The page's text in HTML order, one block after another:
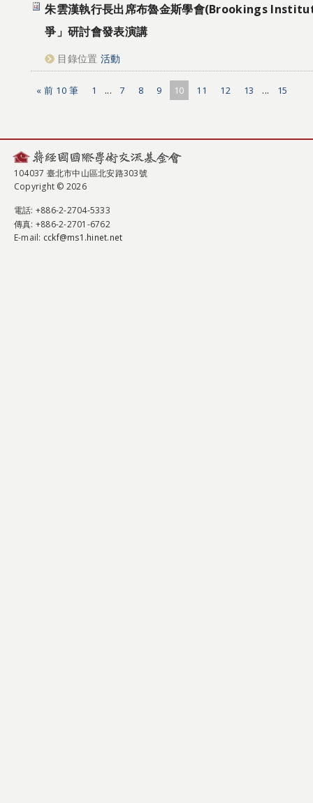
朱雲漢執行長出席布魯金斯學會(Brookings
爭」研討會發表演講
目錄位置 活動
« 前 10 筆 1 ... 7 8 9 10 11 12 13 ... 15
104037 臺北市中山區北安路303號
Copyright © 2026
電話: +886-2-2704-5333
傳真: +886-2-2701-6762
E-mail: cckf@ms1.hinet.net